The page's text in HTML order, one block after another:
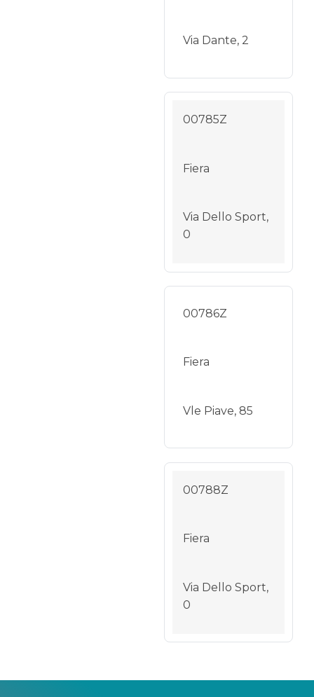
Via Dante, 2
00785Z
Fiera
Via Dello Sport,
0
00786Z
Fiera
Vle Piave, 85
00788Z
Fiera
Via Dello Sport,
0